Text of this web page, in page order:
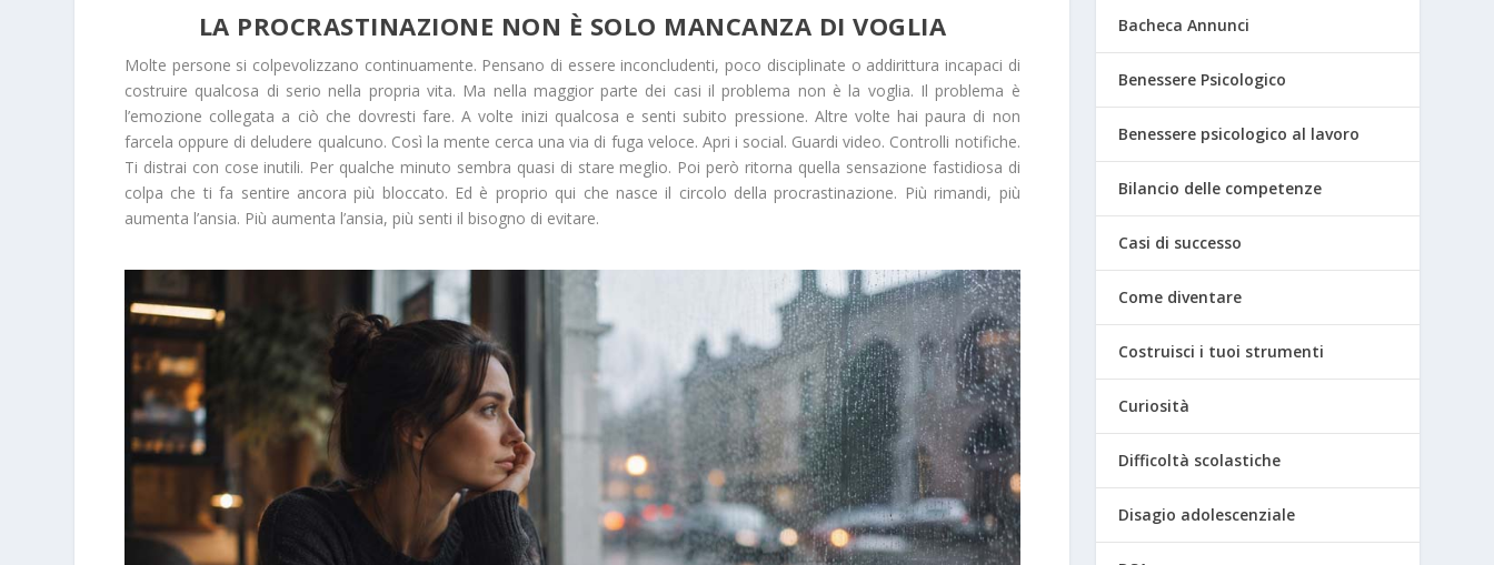
LA PROCRASTINAZIONE NON È SOLO MANCANZA DI VOGLIA
Molte persone si colpevolizzano continuamente. Pensano di essere inconcludenti, poco disciplinate o addirittura incapaci di
costruire qualcosa di serio nella propria vita. Ma nella maggior parte dei casi il problema non è la voglia. Il problema è
l’emozione collegata a ciò che dovresti fare. A volte inizi qualcosa e senti subito pressione. Altre volte hai paura di non
farcela oppure di deludere qualcuno. Così la mente cerca una via di fuga veloce. Apri i social. Guardi video. Controlli notifiche.
Ti distrai con cose inutili. Per qualche minuto sembra quasi di stare meglio. Poi però ritorna quella sensazione fastidiosa di
colpa che ti fa sentire ancora più bloccato. Ed è proprio qui che nasce il circolo della procrastinazione. Più rimandi, più
aumenta l’ansia. Più aumenta l’ansia, più senti il bisogno di evitare.
Bacheca Annunci
Benessere Psicologico
Benessere psicologico al lavoro
Bilancio delle competenze
Casi di successo
Come diventare
Costruisci i tuoi strumenti
Curiosità
Difficoltà scolastiche
Disagio adolescenziale